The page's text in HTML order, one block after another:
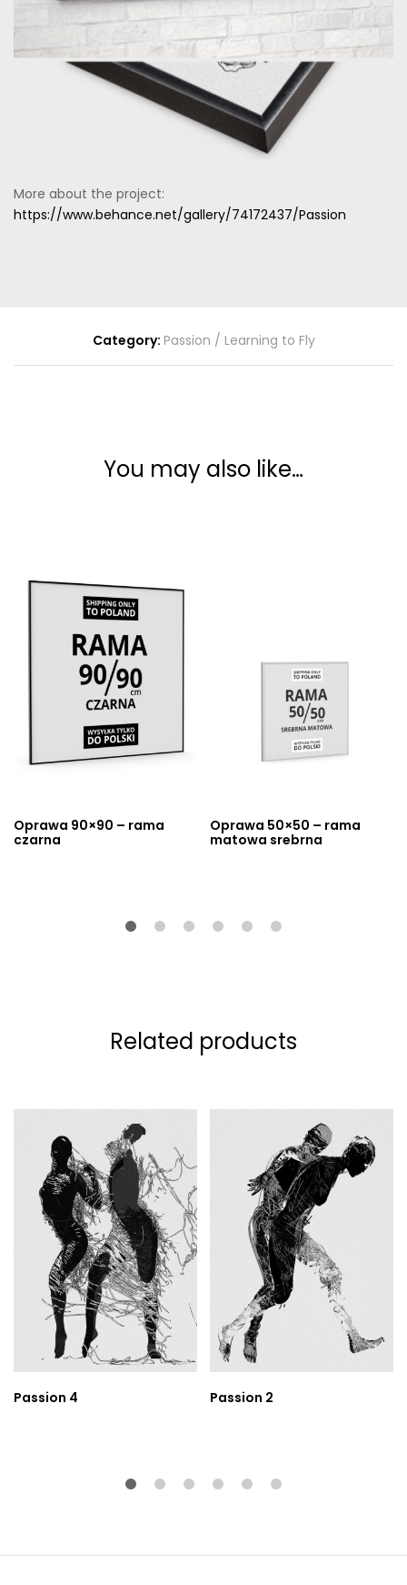
More about the project:
https://www.behance.net/gallery/74172437/Passion
Category: Passion / Learning to Fly
You may also like…
Oprawa 90×90 – rama
czarna
Oprawa 50×50 – rama
matowa srebrna
Related products
Passion 4 Passion 2